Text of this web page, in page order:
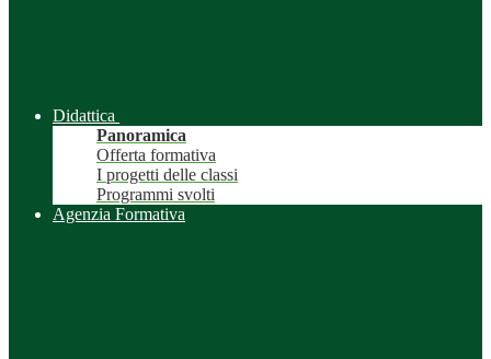
Didattica
Panoramica
Offerta formativa
I progetti delle classi
Programmi svolti
Agenzia Formativa